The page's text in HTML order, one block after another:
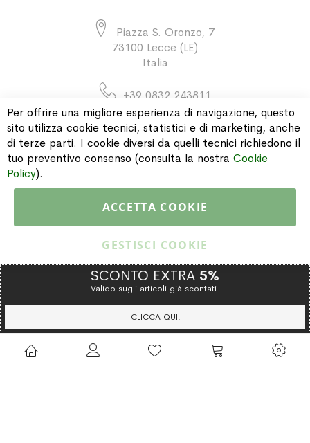
Piazza S. Oronzo, 7
73100 Lecce (LE)
Italia
+39 0832 243811
INFORMAZIONI
Copyright © 2015 Gioielleria Oreste Troso. All rights reserved. P. IVA
IT02064590751
Privacy Policy Cookie Policy
Per offrire una migliore esperienza di navigazione, questo
sito utilizza cookie tecnici, statistici e di marketing, anche
di terze parti. I cookie diversi da quelli tecnici richiedono il
tuo preventivo consenso (consulta la nostra Cookie
Policy).
ACCETTA COOKIE
GESTISCI COOKIE
SCONTO EXTRA 5%
Valido sugli articoli già scontati.
CLICCA QUI!